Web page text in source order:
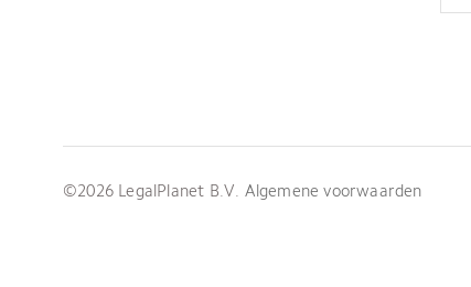
©2026 LegalPlanet B.V. Algemene voorwaarden